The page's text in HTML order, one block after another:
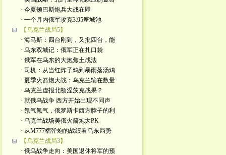
· 今夏顿巴斯炮兵大战在即
· 一个月内俄军攻克3.95座城池
【乌克兰战局5】
· 海马斯：四台刚到，又批四台，能
· 乌东双城记：俄军正在扎口袋
· 俄军在乌东的大炮焦土战法
· 司机：从当红炸子鸡到暴雨落汤鸡
· 夏季火箭炮大战：乌克兰输在数量
· 乌克兰虚报北顿涅茨克战果？
· 就俄乌战争 西方开始出现不同声
· 氖气氪气，俄罗斯卡西方脖子的利
· 乌克兰战场美俄火箭炮大PK
· 从M777榴弹炮的战绩看乌东局势
【乌克兰战局3】
· 俄乌战争走向：美国退休将军的预